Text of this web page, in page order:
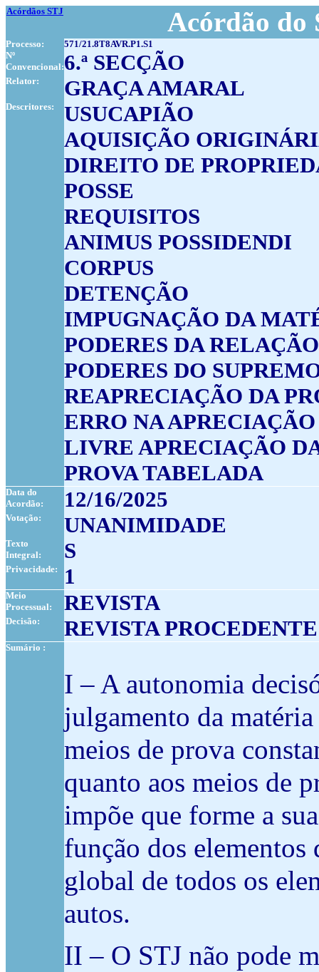
Acórdãos STJ Acórdão do
Processo:
571/21.8T8AVR.P1.S1
Nº
Convencional:6.ª SECÇÃO
Relator: GRAÇA AMARAL
Descritores:
USUCAPIÃO
AQUISIÇÃO
DIREITO DE
POSSE
REQUISITOS
ANIMUS POSSIDENDI
CORPUS
DETENÇÃO
IMPUGNAÇÃO DA
PODERES DA RELAÇÃO
PODERES DO
REAPRECIAÇÃO DA
ERRO NA
LIVRE APRECIAÇÃO
PROVA TABELADA
Data do
Acordão:
12/16/2025
Votação: UNANIMIDADE
Texto
Integral:
S
Privacidade: 1
Meio
Processual:
REVISTA
Decisão: REVISTA PROCEDENTE
Sumário :
I – A autonomia
julgamento da
meios de prova
quanto aos meios de
impõe que forme a
função dos elementos
global de todos os
autos.
II – O STJ não pode